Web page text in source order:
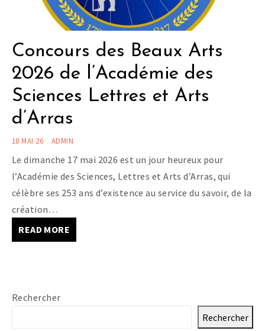
Concours des Beaux Arts
2026 de l’Académie des
Sciences Lettres et Arts
d’Arras
18 MAI 26 ADMIN
Le dimanche 17 mai 2026 est un jour heureux pour
l’Académie des Sciences, Lettres et Arts d’Arras, qui
célèbre ses 253 ans d’existence au service du savoir, de la
création…
READ MORE
Rechercher
Rechercher